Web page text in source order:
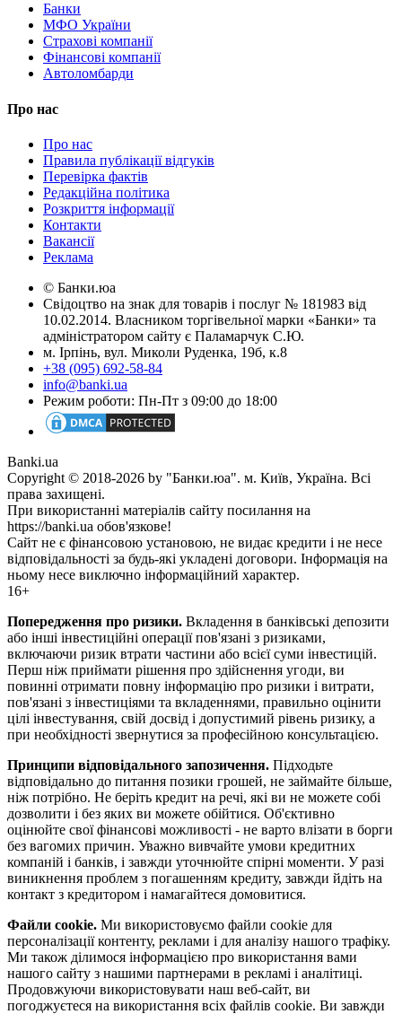
Банки
МФО України
Страхові компанії
Фінансові компанії
Автоломбарди
Про нас
Про нас
Правила публікації відгуків
Перевірка фактів
Редакційна політика
Розкриття інформації
Контакти
Вакансії
Реклама
© Банки.юа
Свідоцтво на знак для товарів і послуг № 181983 від
10.02.2014. Власником торгівельної марки «Банки» та
адміністратором сайту є Паламарчук С.Ю.
м. Ірпінь, вул. Миколи Руденка, 19б, к.8
+38 (095) 692-58-84
info@banki.ua
Режим роботи: Пн-Пт з 09:00 до 18:00
Banki.ua
Copyright © 2018-2026 by "Банки.юа". м. Київ, Україна. Всі
права захищені.
При використанні матеріалів сайту посилання на
https://banki.ua обов'язкове!
Сайт не є фінансовою установою, не видає кредити і не несе
відповідальності за будь-які укладені договори. Інформація на
ньому несе виключно інформаційний характер.
16+
Попередження про ризики. Вкладення в банківські депозити
або інші інвестиційні операції пов'язані з ризиками,
включаючи ризик втрати частини або всієї суми інвестицій.
Перш ніж приймати рішення про здійснення угоди, ви
повинні отримати повну інформацію про ризики і витрати,
пов'язані з інвестиціями та вкладеннями, правильно оцінити
цілі інвестування, свій досвід і допустимий рівень ризику, а
при необхідності звернутися за професійною консультацією.
Принципи відповідального запозичення. Підходьте
відповідально до питання позики грошей, не займайте більше,
ніж потрібно. Не беріть кредит на речі, які ви не можете собі
дозволити і без яких ви можете обійтися. Об'єктивно
оцінюйте свої фінансові можливості - не варто влізати в борги
без вагомих причин. Уважно вивчайте умови кредитних
компаній і банків, і завжди уточнюйте спірні моменти. У разі
виникнення проблем з погашенням кредиту, завжди йдіть на
контакт з кредитором і намагайтеся домовитися.
Файли cookie. Ми використовуємо файли cookie для
персоналізації контенту, реклами і для аналізу нашого трафіку.
Ми також ділимося інформацією про використання вами
нашого сайту з нашими партнерами в рекламі і аналітиці.
Продовжуючи використовувати наш веб-сайт, ви
погоджуєтеся на використання всіх файлів cookie. Ви завжди